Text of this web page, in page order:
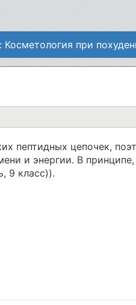
при
пептидных цепочек,
и энергии. В
9 класс)).